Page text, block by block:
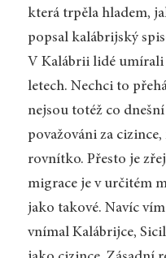
která trpěla hladem,
popsal kalábrijský
V Kalábrii lidé umírali
letech. Nechci to
nejsou totéž co
považováni za
rovnítko. Přesto je
migrace je v určitém
jako takové. Navíc
vnímal Kalábrijce,